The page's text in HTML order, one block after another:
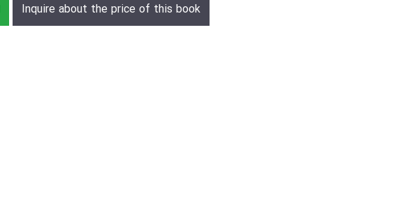
Inquire about the price of this book